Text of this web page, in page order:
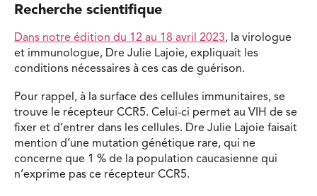
Recherche scientifique
Dans notre édition du 12 au 18 avril 2023, la virologue
et immunologue, Dre Julie Lajoie, expliquait les
conditions nécessaires à ces cas de guérison.
Pour rappel, à la surface des cellules immunitaires, se
trouve le récepteur CCR5. Celui-ci permet au VIH de se
fixer et d’entrer dans les cellules. Dre Julie Lajoie faisait
mention d’une mutation génétique rare, qui ne
concerne que 1 % de la population caucasienne qui
n’exprime pas ce récepteur CCR5.